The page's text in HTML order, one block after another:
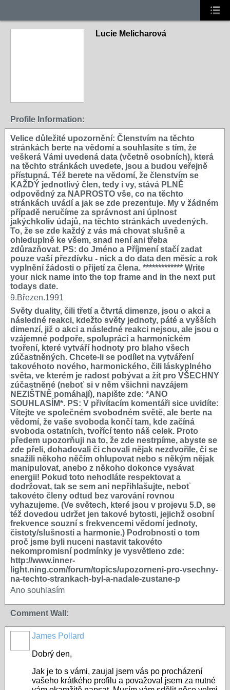
Lucie Melicharová
Profile Information:
Velice důležité upozornění: Členstvím na těchto
stránkách berte na vědomí a souhlasíte s tím, že
veškerá Vámi uvedená data (včetně osobních), která
na těchto stránkách uvedete, jsou a budou veřejně
přístupná. Též berete na vědomí, že členstvím se
KAŽDÝ jednotlivý člen, tedy i vy, stává PLNĚ
odpovědný za NAPROSTO vše, co na těchto
stránkách uvádí a jak se zde prezentuje. My v žádném
případě neručíme za správnost ani úplnost
jakýchkoliv údajů, na těchto stránkách uvedených.
To, že se zde každý z vás má chovat slušně a
ohleduplně ke všem, snad není ani třeba
zdůrazňovat. PS: do Jméno a Příjmení stačí zadat
pouze vaší přezdívku - nick a do data den měsíc a rok
vyplnění žádosti o přijetí za člena. ************* Write
your nick name into the top frame and in the next put
todays date.
9.Březen.1991
Světy duality, čili třetí a čtvrtá dimenze, jsou o akci a
následné reakci, kdežto světy jednoty, páté a vyšších
dimenzí, již o akci a následné reakci nejsou, ale jsou o
vzájemné podpoře, spolupráci a harmonickém
tvoření, které vytváří hodnoty pro blaho všech
zúčastněných. Chcete-li se podílet na vytváření
takovéhoto nového, harmonického, čili láskyplného
světa, ve kterém je radost pobývat a žít pro VŠECHNY
zúčastněné (neboť si v něm všichni navzájem
NEZIŠTNĚ pomáhají), napište zde: *ANO
SOUHLASÍM*. PS: V přivítacím komentáři sice uvidíte:
Vítejte ve společném svobodném světě, ale berte na
vědomí, že vaše svoboda končí tam, kde začíná
svoboda ostatních, tvořící tento náš celek. Proto
předem upozorňuji na to, že zde nestrpíme, abyste se
zde přeli, dohadovali či chovali nějak nezdvořile, či se
snažili někoho něčím ohlupovat nebo s někým nějak
manipulovat, anebo z někoho dokonce vysávat
energii! Pokud toto nehodláte respektovat a
dodržovat, tak se sem ani nepřihlašujte, neboť
takovéto členy odtud bez varování rovnou
vyhazujeme. (Ve světech, které jsou v projevu 5.D, se
též dovedou udržet jen takové bytosti, jejichž osobní
frekvence souzní s frekvencemi vědomí jednoty,
čistoty/slušnosti a harmonie.) Podrobnosti o tom
proč jsme byli nuceni nastavit takovéto
nekompromisní podmínky je vysvětleno zde:
http://www.inner-
light.ning.com/forum/topics/upozorneni-pro-vsechny-
na-techto-strankach-byl-a-nadale-zustane-p
Ano souhlasím
Comment Wall:
James Pollard
Dobrý den,
Jak je to s vámi, zaujal jsem vás po procházení
vašeho krátkého profilu a považoval jsem za nutné